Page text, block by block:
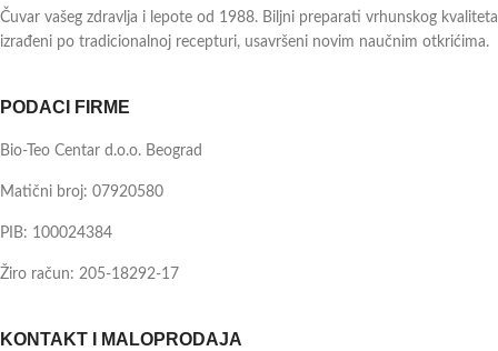
Čuvar vašeg zdravlja i lepote od 1988. Biljni preparati vrhunskog kvaliteta
izrađeni po tradicionalnoj recepturi, usavršeni novim naučnim otkrićima.
PODACI FIRME
Bio-Teo Centar d.o.o. Beograd
Matični broj: 07920580
PIB: 100024384
Žiro račun: 205-18292-17
KONTAKT I MALOPRODAJA